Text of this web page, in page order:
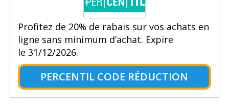
Profitez de 20% de rabais sur vos achats en
ligne sans minimum d’achat. Expire
le 31/12/2026.
PERCENTIL CODE RÉDUCTION